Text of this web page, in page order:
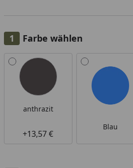
Farbe wählen
Alle anzeigen (3)
anthrazit
+13,57 €
Blau